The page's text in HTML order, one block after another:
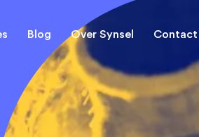
Engineers
Mechanical Engineers
Blog Over Synsel Contact